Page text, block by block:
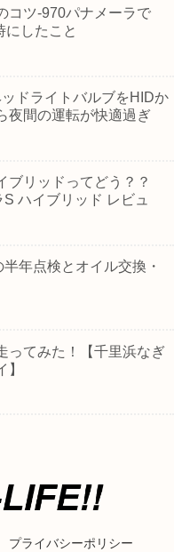
コツ-970パナメーラで
にしたこと
ドライトバルブをHIDか
夜間の運転が快適過ぎ
ブリッドってどう？？
S ハイブリッド レビュ
年点検とオイル交換・
ってみた！【千里浜なぎ
】
プライバシーポリシー